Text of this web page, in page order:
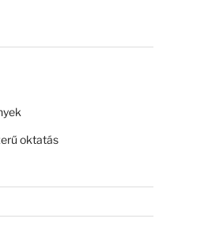
oktatás